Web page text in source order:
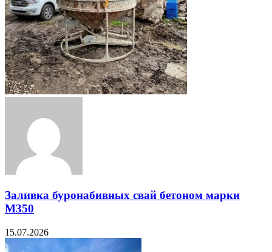
Заливка буронабивных свай бетоном марки
М350
15.07.2026